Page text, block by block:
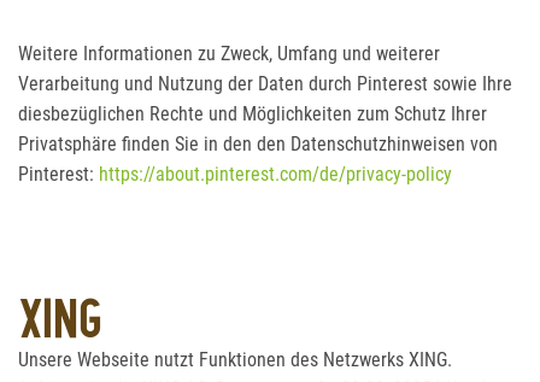
Weitere Informationen zu Zweck, Umfang und weiterer
Verarbeitung und Nutzung der Daten durch Pinterest sowie Ihre
diesbezüglichen Rechte und Möglichkeiten zum Schutz Ihrer
Privatsphäre finden Sie in den den Datenschutzhinweisen von
Pinterest: https://about.pinterest.com/de/privacy-policy
XING
Unsere Webseite nutzt Funktionen des Netzwerks XING.